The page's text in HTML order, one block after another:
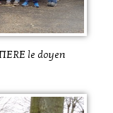
le doyen